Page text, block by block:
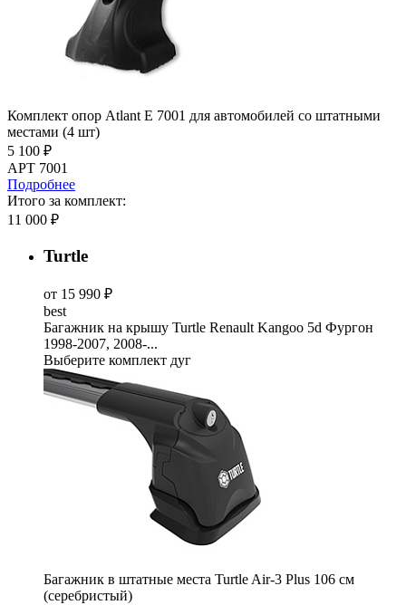
Комплект опор Atlant E 7001 для автомобилей со штатными
местами (4 шт)
5 100 ₽
АРТ 7001
Подробнее
Итого за комплект:
11 000 ₽
Turtle
от 15 990 ₽
best
Багажник на крышу Turtle Renault Kangoo 5d Фургон
1998-2007, 2008-...
Выберите комплект дуг
Багажник в штатные места Turtle Air-3 Plus 106 см
(серебристый)